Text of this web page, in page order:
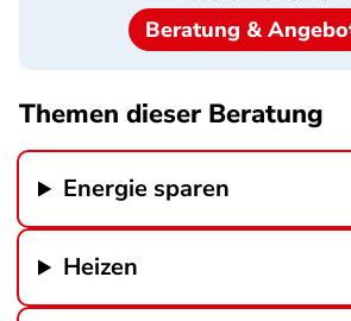
Beratung &
Themen dieser Beratung
Energie sparen
Heizen